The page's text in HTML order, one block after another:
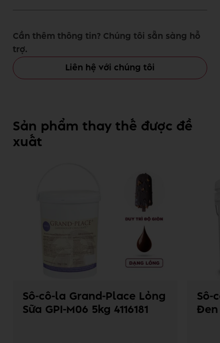
Cần thêm thông tin? Chúng tôi sẵn sàng hỗ
trợ.
Liên hệ với chúng tôi
Sản phẩm thay thế được đề
xuất
Sô-cô-la Grand-Place Lỏng
Sữa GPI-M06 5kg 4116181
Sô-
Đen